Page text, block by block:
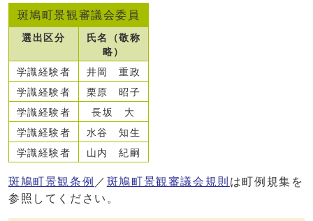
斑鳩町景観審議会委員
選出区分
氏名（敬称
略）
学識経験者
井岡 重政
学識経験者
栗原 昭子
学識経験者
長坂 大
学識経験者
水谷 知生
学識経験者
山内 紀嗣
斑鳩町景観条例 ／ 斑鳩町景観審議会規則 は町例規集を
参照してください。